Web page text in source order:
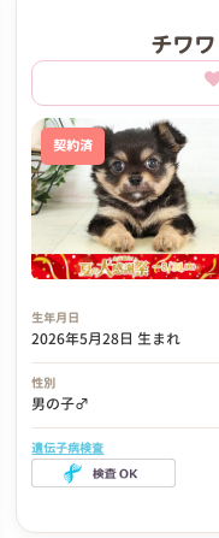
チワワ
契約済
生年月日
2026年5月28日 生まれ
性別
男の子♂
遺伝子病検査